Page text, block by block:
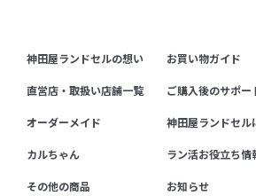
神田屋ランドセルの想い
直営店・取扱い店舗一覧
オーダーメイド
カルちゃん
その他の商品
お買い物ガイド
ご購入後のサポー
神田屋ランドセル
ラン活お役立ち情
お知らせ